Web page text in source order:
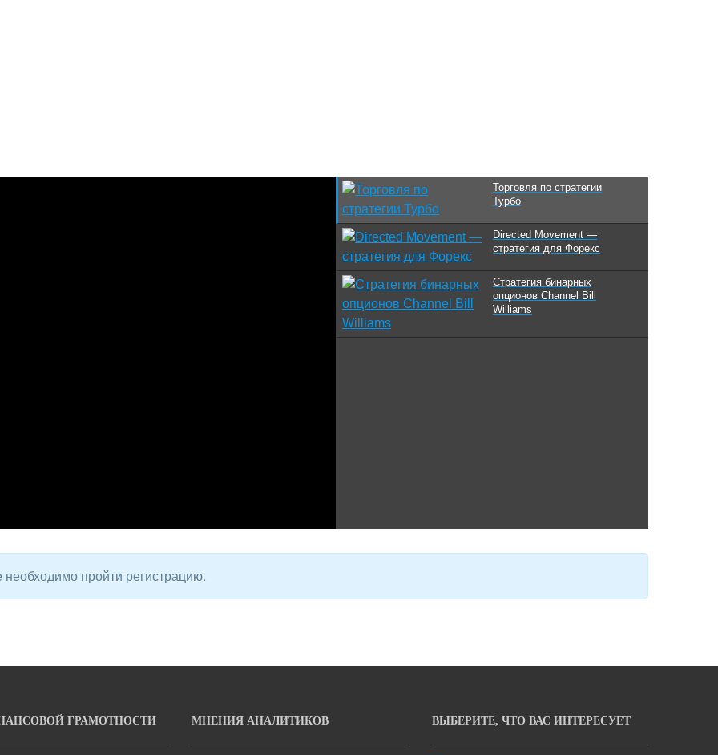
Торговля по стратегии
Турбо
Directed Movement —
стратегия для Форекс
Стратегия бинарных
опционов Channel Bill
Williams
пройти регистрацию.
ГРАМОТНОСТИ МНЕНИЯ АНАЛИТИКОВ ВЫБЕРИТЕ, ЧТО ВАС ИНТЕРЕСУЕТ